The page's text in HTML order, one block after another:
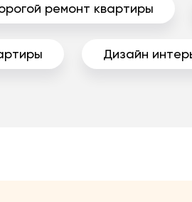
ремонт квартиры
Дизайн